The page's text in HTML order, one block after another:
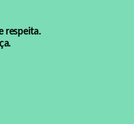
respeita.